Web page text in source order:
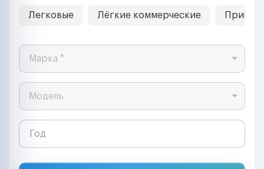
Легковые Лёгкие коммерческие
Марка *
Модель